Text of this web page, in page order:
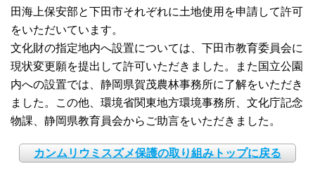
田海上保安部と下田市それぞれに土地使用を申請して許可
をいただいています。
文化財の指定地内へ設置については、下田市教育委員会に
現状変更願を提出して許可いただきました。また国立公園
内への設置では、静岡県賀茂農林事務所に了解をいただき
ました。この他、環境省関東地方環境事務所、文化庁記念
物課、静岡県教育員会からご助言をいただきました。
カンムリウミスズメ保護の取り組みトップに戻る